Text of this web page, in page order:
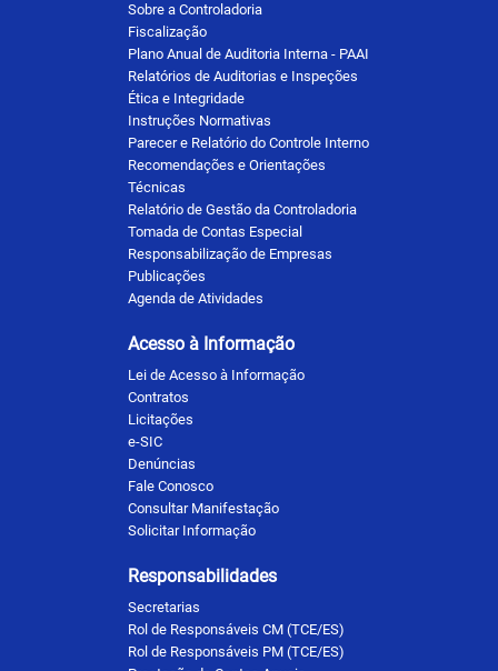
Sobre a Controladoria
Fiscalização
Plano Anual de Auditoria Interna - PAAI
Relatórios de Auditorias e Inspeções
Ética e Integridade
Instruções Normativas
Parecer e Relatório do Controle Interno
Recomendações e Orientações
Técnicas
Relatório de Gestão da Controladoria
Tomada de Contas Especial
Responsabilização de Empresas
Publicações
Agenda de Atividades
Acesso à Informação
Lei de Acesso à Informação
Contratos
Licitações
e-SIC
Denúncias
Fale Conosco
Consultar Manifestação
Solicitar Informação
Responsabilidades
Secretarias
Rol de Responsáveis CM (TCE/ES)
Rol de Responsáveis PM (TCE/ES)